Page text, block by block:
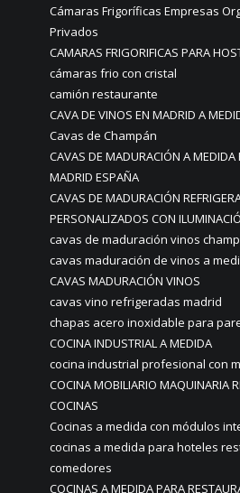
Cámaras Frigoríficas Empresas
Privados
CAMARAS FRIGORIFICAS PARA
cámaras frio con cristal
camión restaurante
CAVA DE VINOS EN MADRID A
Cavas de Champán
CAVAS DE MADURACIÓN A
MADRID ESPAÑA
CAVAS DE MADURACIÓN
PERSONALIZADOS CON
cavas de maduración vinos
cavas maduración de vinos a
CAVAS MADURACIÓN VINOS
cavas vino refrigeradas madrid
chapas acero inoxidable para
COCINA INDUSTRIAL A MEDIDA
cocina industrial profesional con
COCINA MOBILIARIO MAQUINARIA
COCINAS
Cocinas a medida con módulos
cocinas a medida para hoteles
comedores
COCINAS A MEDIDA PARA